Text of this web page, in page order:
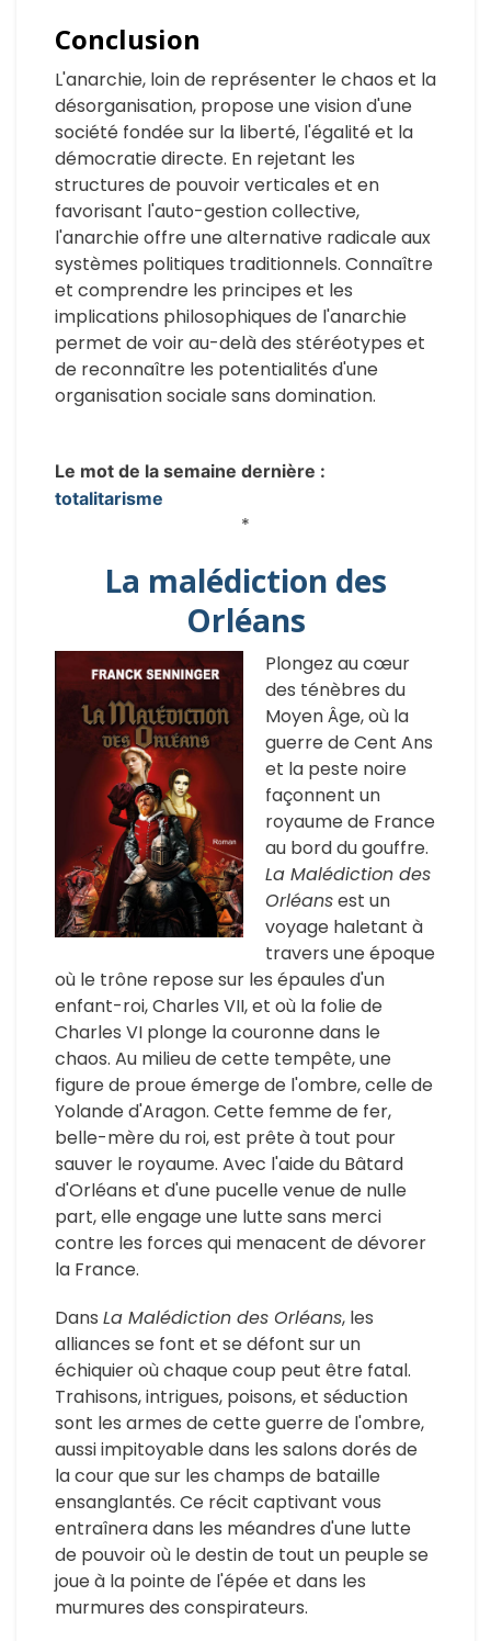
Conclusion
L'anarchie, loin de représenter le chaos et la
désorganisation, propose une vision d'une
société fondée sur la liberté, l'égalité et la
démocratie directe. En rejetant les
structures de pouvoir verticales et en
favorisant l'auto-gestion collective,
l'anarchie offre une alternative radicale aux
systèmes politiques traditionnels. Connaître
et comprendre les principes et les
implications philosophiques de l'anarchie
permet de voir au-delà des stéréotypes et
de reconnaître les potentialités d'une
organisation sociale sans domination.
Le mot de la semaine dernière :
totalitarisme
*
La malédiction des
Orléans
Plongez au cœur
des ténèbres du
Moyen Âge, où la
guerre de Cent Ans
et la peste noire
façonnent un
royaume de France
au bord du gouffre.
La Malédiction des
Orléansest un
voyage haletant à
travers une époque
où le trône repose sur les épaules d'un
enfant-roi, Charles VII, et où la folie de
Charles VI plonge la couronne dans le
chaos. Au milieu de cette tempête, une
figure de proue émerge de l'ombre, celle de
Yolande d'Aragon. Cette femme de fer,
belle-mère du roi, est prête à tout pour
sauver le royaume. Avec l'aide du Bâtard
d'Orléans et d'une pucelle venue de nulle
part, elle engage une lutte sans merci
contre les forces qui menacent de dévorer
la France.
Dans La Malédiction des Orléans, les
alliances se font et se défont sur un
échiquier où chaque coup peut être fatal.
Trahisons, intrigues, poisons, et séduction
sont les armes de cette guerre de l'ombre,
aussi impitoyable dans les salons dorés de
la cour que sur les champs de bataille
ensanglantés. Ce récit captivant vous
entraînera dans les méandres d'une lutte
de pouvoir où le destin de tout un peuple se
joue à la pointe de l'épée et dans les
murmures des conspirateurs.